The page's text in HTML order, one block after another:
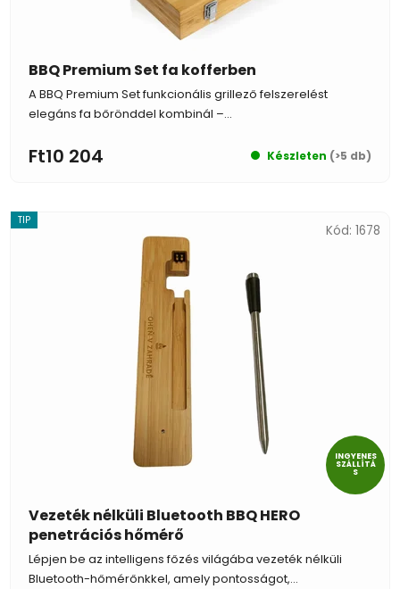
BBQ Premium Set fa kofferben
Készleten (>5 db)
Ft10 204
A BBQ Premium Set funkcionális grillező felszerelést
elegáns fa bőrönddel kombinál –...
TIP
INGYENES
SZÁLLÍTÁ
S
Vezeték nélküli Bluetooth BBQ HERO
penetrációs hőmérő
Lépjen be az intelligens főzés világába vezeték nélküli
Bluetooth-hőmérőnkkel, amely pontosságot,...
Kód: 1678